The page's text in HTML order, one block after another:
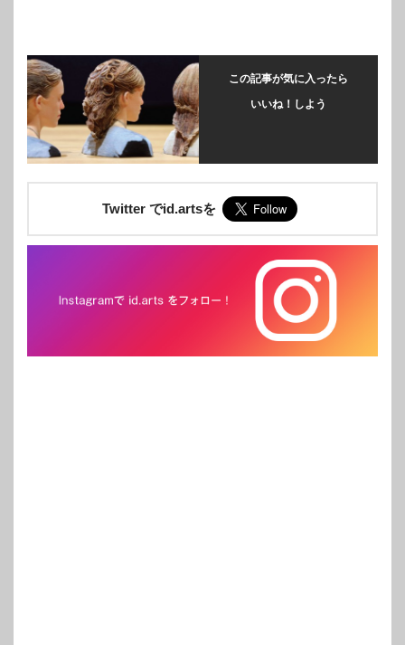
この記事が気に入ったら
いいね！しよう
Twitter でid.artsを